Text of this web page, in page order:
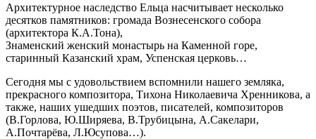
Архитектурное наследство Ельца насчитывает несколько
десятков памятников: громада Вознесенского собора
(архитектора К.А.Тона),
Знаменский женский монастырь на Каменной горе,
старинный Казанский храм, Успенская церковь…
Сегодня мы с удовольствием вспомнили нашего земляка,
прекрасного композитора, Тихона Николаевича Хренникова, а
также, наших ушедших поэтов, писателей, композиторов
(В.Горлова, Ю.Ширяева, В.Трубицына, А.Сакелари,
А.Почтарёва, Л.Юсупова…).